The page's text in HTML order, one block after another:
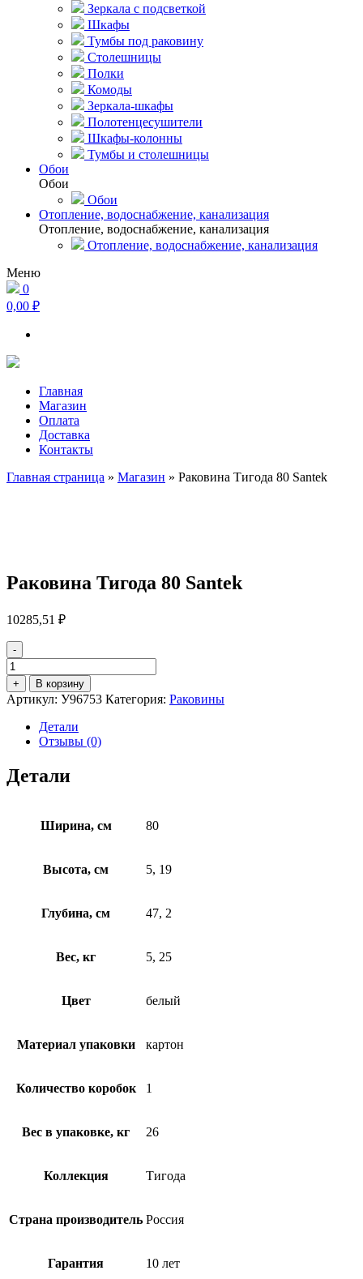
Зеркала с подсветкой
Шкафы
Тумбы под раковину
Столешницы
Полки
Комоды
Зеркала-шкафы
Полотенцесушители
Шкафы-колонны
Тумбы и столешницы
Обои
Обои
Обои
Отопление, водоснабжение, канализация
Отопление, водоснабжение, канализация
Отопление, водоснабжение, канализация
Меню
0
0,00 ₽
Главная
Магазин
Оплата
Доставка
Контакты
Главная страница » Магазин » Раковина Тигода 80 Santek
Раковина Тигода 80 Santek
10285,51 ₽
-
Количество
товара
Раковина
Тигода
Santek
+ В корзину
Артикул: У96753 Категория: Раковины
Детали
Отзывы (0)
Детали
Ширина, см 80
Высота, см 5, 19
Глубина, см 47, 2
Вес, кг 5, 25
Цвет белый
Материал упаковки картон
Количество коробок 1
Вес в упаковке, кг 26
Коллекция Тигода
Страна производитель Россия
Гарантия 10 лет